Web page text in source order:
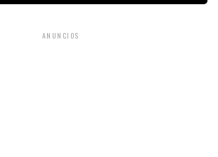
ANUNCIOS